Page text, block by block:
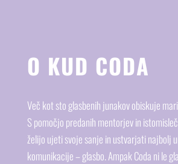
O KUD CODA
Več kot sto glasbenih junakov obiskuje
S pomočjo predanih mentorjev in
želijo ujeti svoje sanje in ustvarjati najbolj
komunikacije – glasbo. Ampak Coda ni le